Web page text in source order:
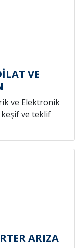
VE
ve Elektronik
keşif ve teklif
ARIZA